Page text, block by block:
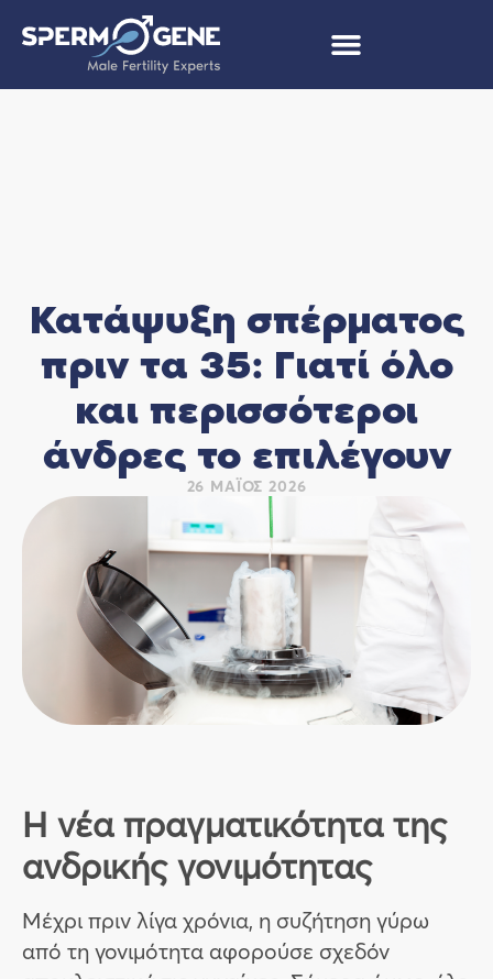
Κατάψυξη σπέρματος
πριν τα 35: Γιατί όλο
και περισσότεροι
άνδρες το επιλέγουν
26 ΜΆΙΟΣ 2026
Η νέα πραγματικότητα της
ανδρικής γονιμότητας
Μέχρι πριν λίγα χρόνια, η συζήτηση γύρω
από τη γονιμότητα αφορούσε σχεδόν